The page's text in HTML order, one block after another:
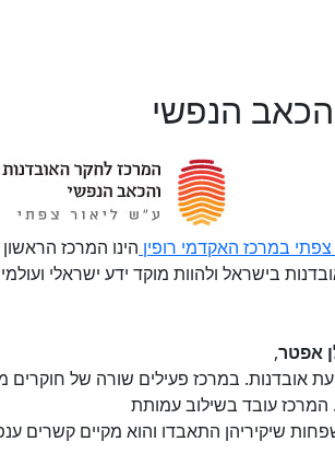
הנפשי
במרכז האקדמי רופין ​הינו המרכז
בישראל ולהוות מוקד ידע ישראלי
אפטר,
אובדנות. במרכז פעילים שורה של
המרכז עובד בשילוב עמותת
שיקיריהן התאבדו והוא מקיים קשרים